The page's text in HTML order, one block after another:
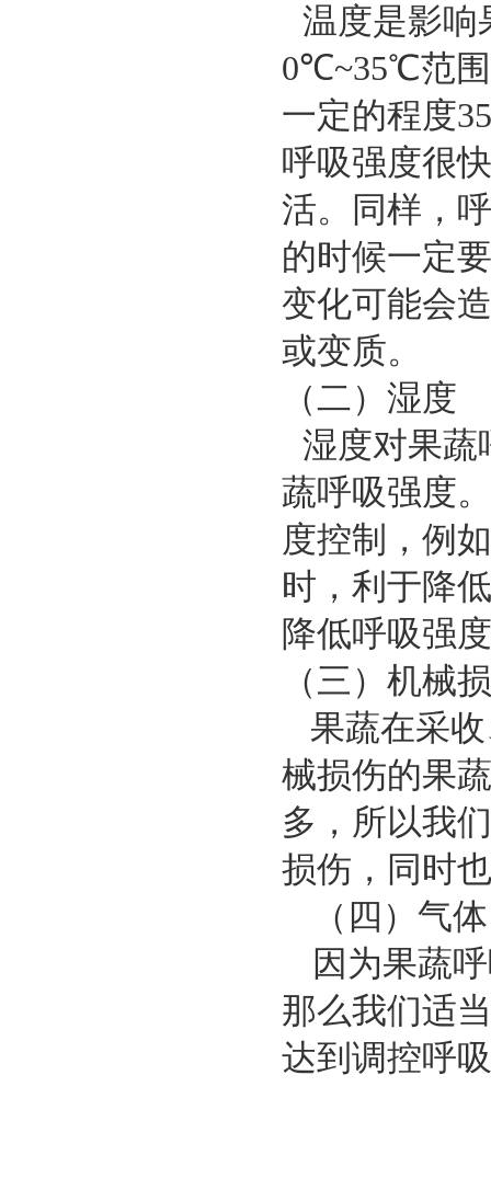
温度是影响
0℃~35℃范
一定的程度35
呼吸强度很
活。同样，
的时候一定
变化可能会
或变质。
（二）湿度
湿度对果蔬
蔬呼吸强度
度控制，例
时，利于降
降低呼吸强
（三）机械
果蔬在采
械损伤的果
多，所以我
损伤，同时
（四）气体
因为果蔬
那么我们适
达到调控呼